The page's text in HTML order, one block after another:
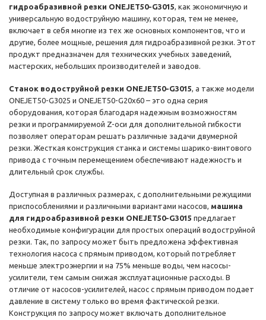
гидроабразивной резки ONEJET50-G3015, как экономичную и
универсальную водоструйную машину, которая, тем не менее,
включает в себя многие из тех же основных компонентов, что и
другие, более мощные, решения для гидроабразивной резки. Этот
продукт предназначен для технических учебных заведений,
мастерских, небольших производителей и заводов.
Станок водоструйной резки ONEJET50-G3015, а также модели
ONEJET50-G3025 и ONEJET50-G20х60 – это одна серия
оборудования, которая благодаря надежным возможностям
резки и программируемой Z-оси для дополнительной гибкости
позволяет операторам решать различные задачи двумерной
резки. Жесткая конструкция станка и системы шарико-винтового
привода с точным перемещением обеспечивают надежность и
длительный срок службы.
Доступная в различных размерах, с дополнительными режущими
приспособлениями и различными вариантами насосов, машина
для гидроабразивной резки ONEJET50-G3015 предлагает
необходимые конфигурации для простых операций водоструйной
резки. Так, по запросу может быть предложена эффективная
технология насоса с прямым приводом, который потребляет
меньше электроэнергии и на 75% меньше воды, чем насосы-
усилители, тем самым снижая эксплуатационные расходы. В
отличие от насосов-усилителей, насос с прямым приводом подает
давление в систему только во время фактической резки.
Конструкция по запросу может включать дополнительное